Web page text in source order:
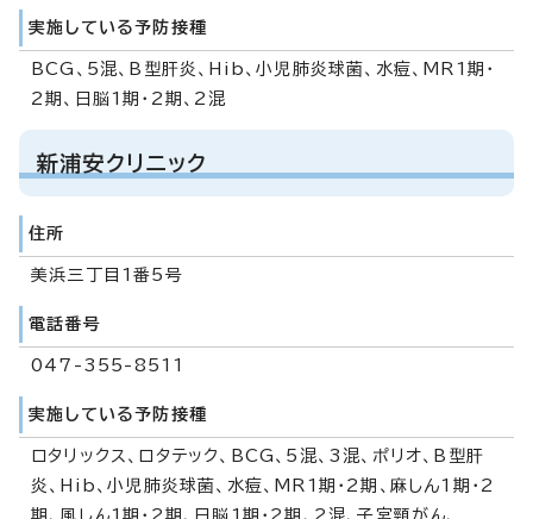
実施している予防接種
BCG、5混、B型肝炎、Hib、小児肺炎球菌、水痘、MR1期・
2期、日脳1期・2期、2混
新浦安クリニック
住所
美浜三丁目1番5号
電話番号
047-355-8511
実施している予防接種
ロタリックス、ロタテック、BCG、5混、3混、ポリオ、B型肝
炎、Hib、小児肺炎球菌、水痘、MR1期・2期、麻しん1期・2
期、風しん1期・2期、日脳1期・2期、2混、子宮頸がん、